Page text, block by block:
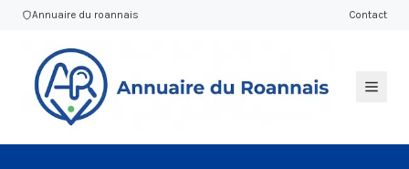
Annuaire du roannais Contact